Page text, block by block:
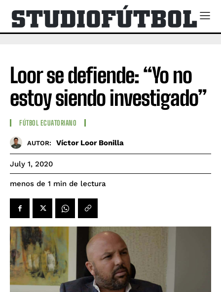
Loor se defiende: “Yo no
estoy siendo investigado”
FÚTBOL ECUATORIANO
AUTOR: Víctor Loor Bonilla
July 1, 2020
menos de 1 min de lectura